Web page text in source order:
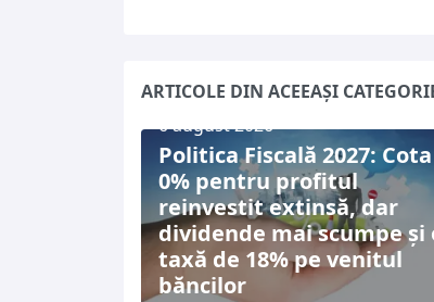
ARTICOLE DIN ACEEAȘI
6 august 2026
Politica Fiscală 2027: Cota
0% pentru profitul
reinvestit extinsă, dar
dividende mai scumpe și
taxă de 18% pe venitul
băncilor